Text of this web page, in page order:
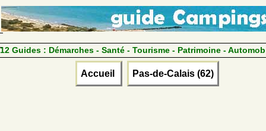
12 Guides : Démarches - Santé - Tourisme - Patrimoine -
Accueil Pas-de-Calais (62)